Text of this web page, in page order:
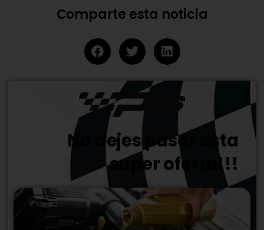
Comparte esta noticia
No dejes pasar esta
super oferta!!!